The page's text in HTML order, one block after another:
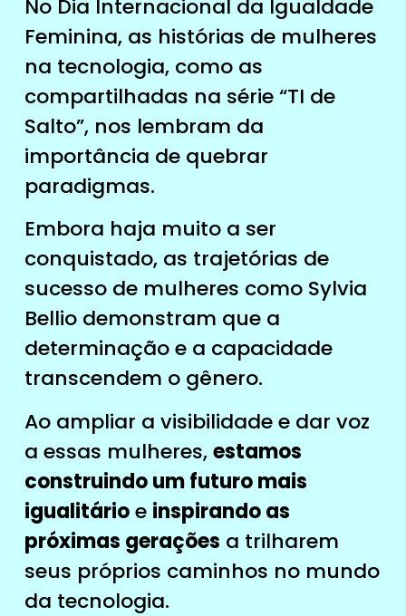
No Dia Internacional da Igualdade
Feminina, as histórias de mulheres
na tecnologia, como as
compartilhadas na série “TI de
Salto”, nos lembram da
importância de quebrar
paradigmas.
Embora haja muito a ser
conquistado, as trajetórias de
sucesso de mulheres como Sylvia
Bellio demonstram que a
determinação e a capacidade
transcendem o gênero.
Ao ampliar a visibilidade e dar voz
a essas mulheres,estamos
construindo um futuro mais
igualitárioe inspirando as
próximas gerações a trilharem
seus próprios caminhos no mundo
da tecnologia.